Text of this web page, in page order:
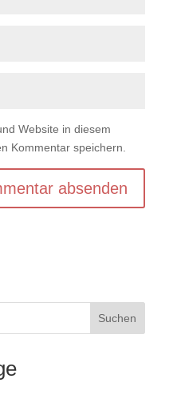
Website in diesem
Kommentar speichern.
Suchen